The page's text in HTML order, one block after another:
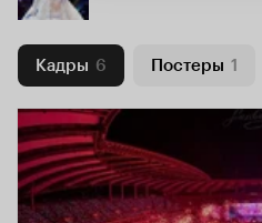
Кадры 6 Постеры 1